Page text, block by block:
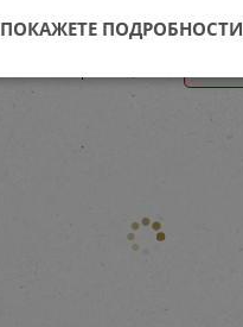
ПОКАЖЕТЕ ПОДРОБНОСТИ